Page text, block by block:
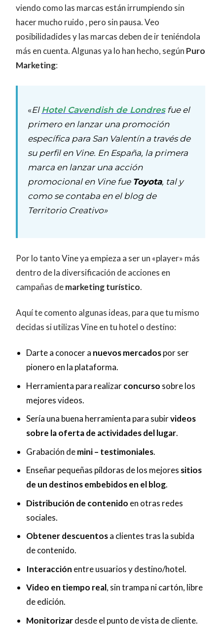
viendo como las marcas están irrumpiendo sin
hacer mucho ruido , pero sin pausa. Veo
posibilidadides y las marcas deben de ir teniéndola
más en cuenta. Algunas ya lo han hecho, según Puro
Marketing:
«El Hotel Cavendish de Londresfue el
primero en lanzar una promoción
específica para San Valentín a través de
su perfil en Vine. En España, la primera
marca en lanzar una acción
promocional en Vine fue Toyota, tal y
como se contaba en el blog de
Territorio Creativo»
Por lo tanto Vine ya empieza a ser un «player» más
dentro de la diversificación de acciones en
campañas demarketing turístico.
Aquí te comento algunas ideas, para que tu mismo
decidas si utilizas Vine en tu hotel o destino:
Darte a conocer a nuevos mercadospor ser
pionero en la plataforma.
Herramienta para realizarconcurso sobre los
mejores videos.
Sería una buena herramienta para subirvideos
sobre la oferta de actividades del lugar.
Grabación demini – testimoniales.
Enseñar pequeñas píldoras de los mejores sitios
de un destinos embebidos en el blog.
Distribución de contenido en otras redes
sociales.
Obtener descuentosa clientes tras la subida
de contenido.
Interacción entre usuarios y destino/hotel.
Video en tiempo real, sin trampa ni cartón, libre
de edición.
Monitorizardesde el punto de vista de cliente.